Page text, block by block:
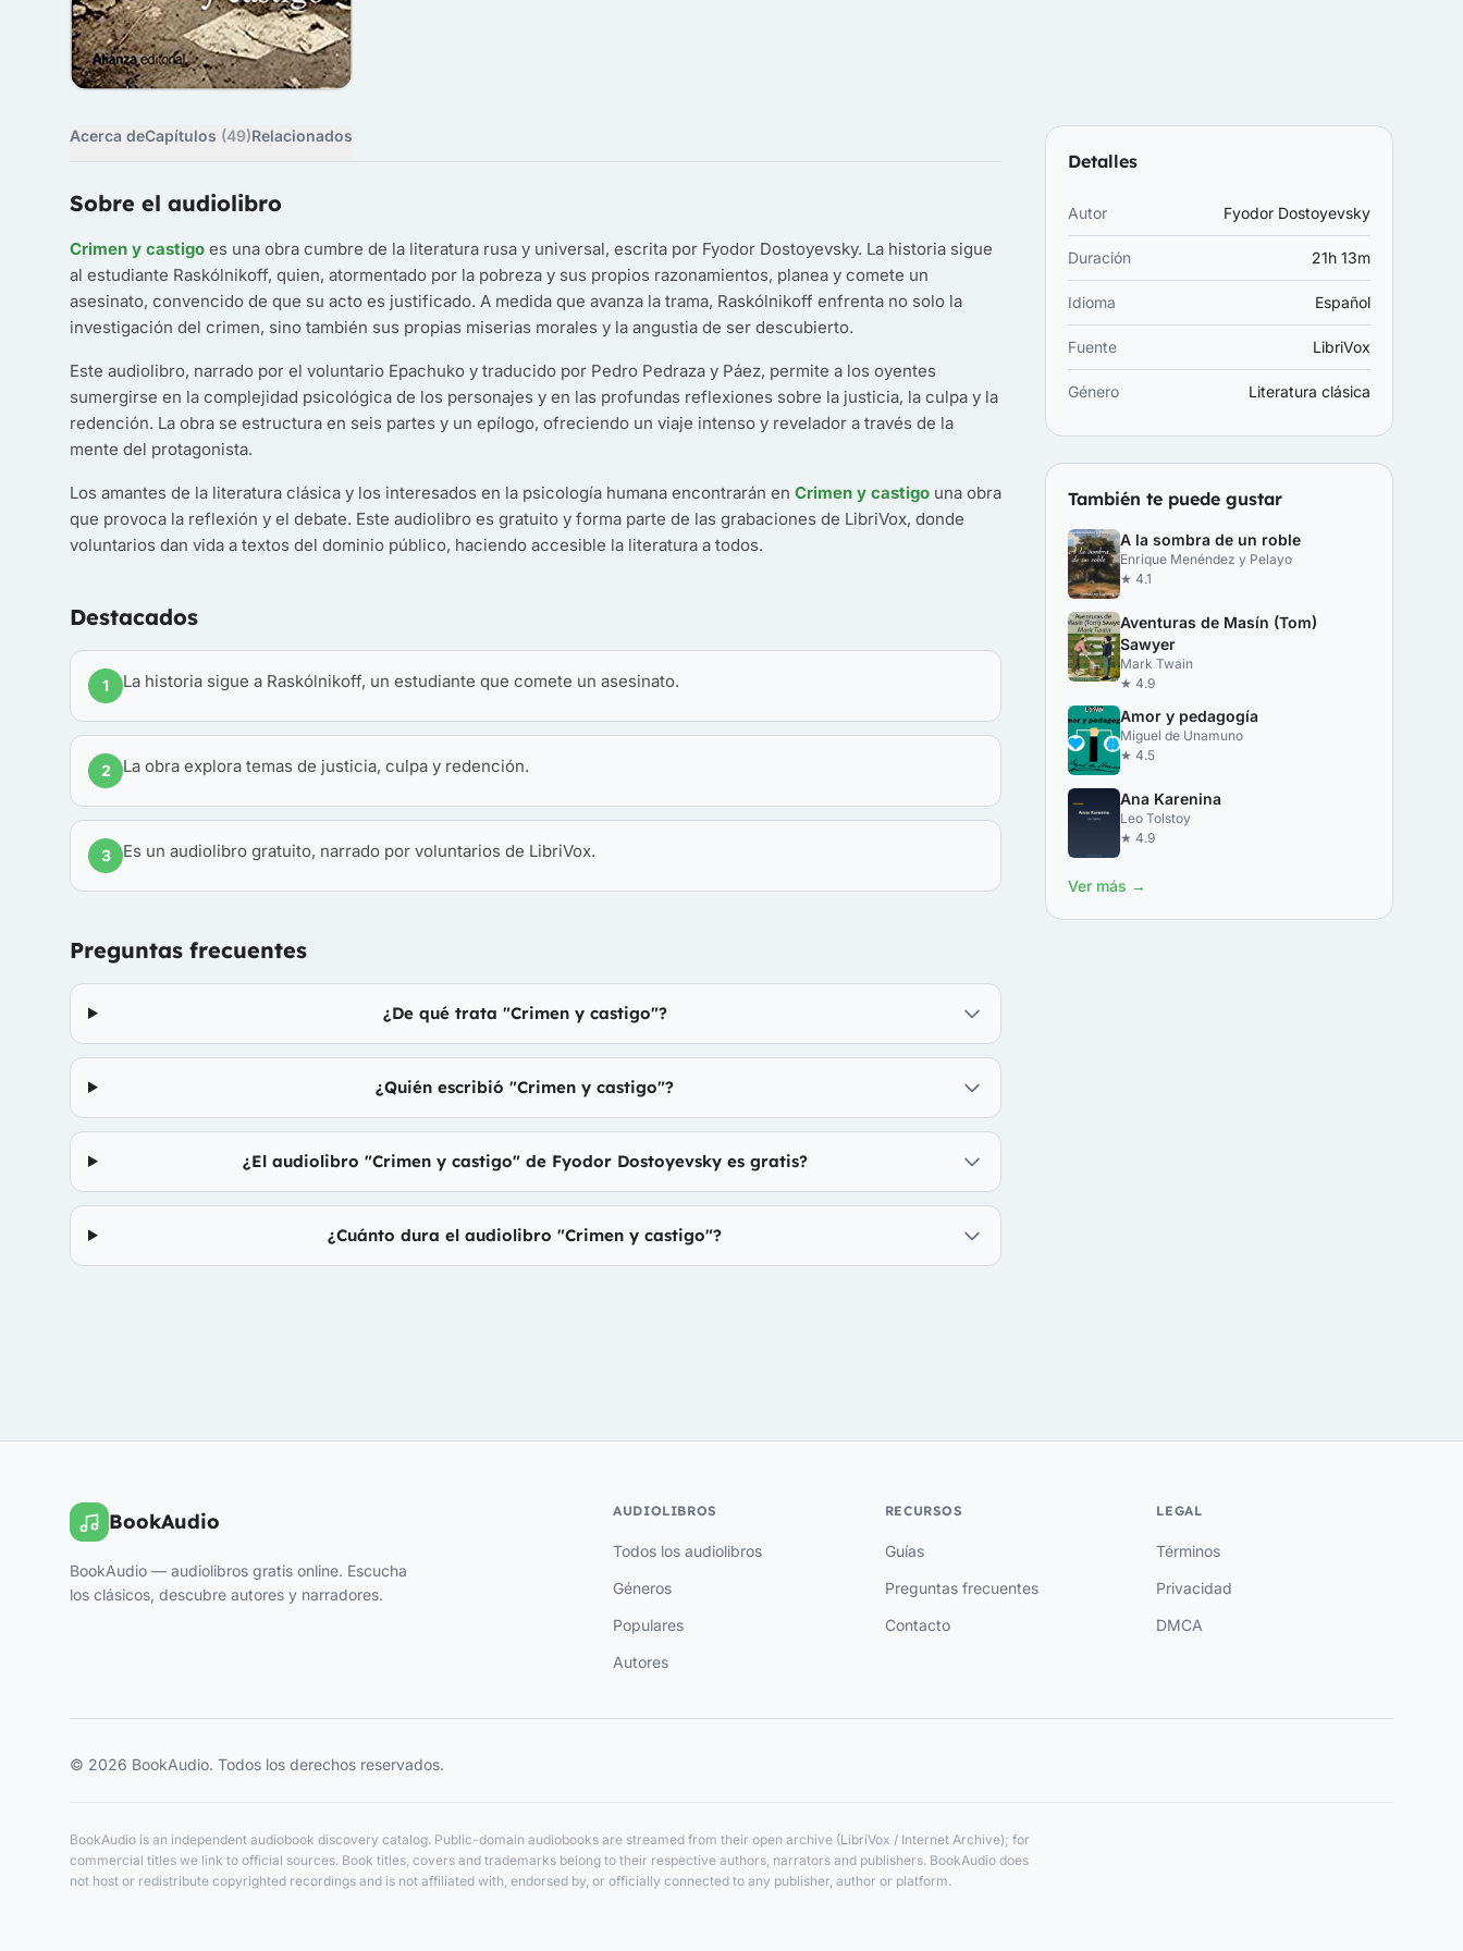
Acerca deCapítulos (49)Relacionados
Sobre el audiolibro
Crimen y castigo es una obra cumbre de la literatura rusa y universal, escrita por Fyodor Dostoyevsky. La historia sigue
al estudiante Raskólnikoff, quien, atormentado por la pobreza y sus propios razonamientos, planea y comete un
asesinato, convencido de que su acto es justificado. A medida que avanza la trama, Raskólnikoff enfrenta no solo la
investigación del crimen, sino también sus propias miserias morales y la angustia de ser descubierto.
Este audiolibro, narrado por el voluntario Epachuko y traducido por Pedro Pedraza y Páez, permite a los oyentes
sumergirse en la complejidad psicológica de los personajes y en las profundas reflexiones sobre la justicia, la culpa y la
redención. La obra se estructura en seis partes y un epílogo, ofreciendo un viaje intenso y revelador a través de la
mente del protagonista.
Los amantes de la literatura clásica y los interesados en la psicología humana encontrarán en Crimen y castigo una obra
que provoca la reflexión y el debate. Este audiolibro es gratuito y forma parte de las grabaciones de LibriVox, donde
voluntarios dan vida a textos del dominio público, haciendo accesible la literatura a todos.
Destacados
1 La historia sigue a Raskólnikoff, un estudiante que comete un asesinato.
2 La obra explora temas de justicia, culpa y redención.
3 Es un audiolibro gratuito, narrado por voluntarios de LibriVox.
Preguntas frecuentes
¿De qué trata "Crimen y castigo"?
¿Quién escribió "Crimen y castigo"?
¿El audiolibro "Crimen y castigo" de Fyodor Dostoyevsky es gratis?
¿Cuánto dura el audiolibro "Crimen y castigo"?
Detalles
Autor Fyodor Dostoyevsky
Duración 21h 13m
Idioma Español
Fuente LibriVox
Género Literatura clásica
También te puede gustar
A la sombra de un roble
Enrique Menéndez y Pelayo
★ 4.1
Aventuras de Masín (Tom)
Sawyer
Mark Twain
★ 4.9
Amor y pedagogía
Miguel de Unamuno
★ 4.5
Ana Karenina
Leo Tolstoy
★ 4.9
Ver más →
BookAudio
BookAudio — audiolibros gratis online. Escucha
los clásicos, descubre autores y narradores.
AUDIOLIBROS
Todos los audiolibros
Géneros
Populares
Autores
RECURSOS
Guías
Preguntas frecuentes
Contacto
LEGAL
Términos
Privacidad
DMCA
© 2026 BookAudio. Todos los derechos reservados.
BookAudio is an independent audiobook discovery catalog. Public-domain audiobooks are streamed from their open archive (LibriVox / Internet Archive); for
commercial titles we link to official sources. Book titles, covers and trademarks belong to their respective authors, narrators and publishers. BookAudio does
not host or redistribute copyrighted recordings and is not affiliated with, endorsed by, or officially connected to any publisher, author or platform.